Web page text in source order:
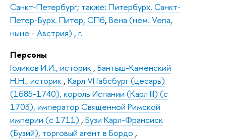
Санкт-Петербург; также: Питербурх. Санкт-
Петер-Бурх. Питер, СПб, Вена (нем. Vena,
ныне - Австрия) , г.
Персоны
Голиков И.И., историк , Бантыш-Каменский
Н.Н., историк , Карл VI Габсбург (цесарь)
(1685-1740), король Испании (Карл III) (с
1703), император Священной Римской
империи (с 1711) , Бузи Карл-Франсиск
(Бузий), торговый агент в Бордо ,